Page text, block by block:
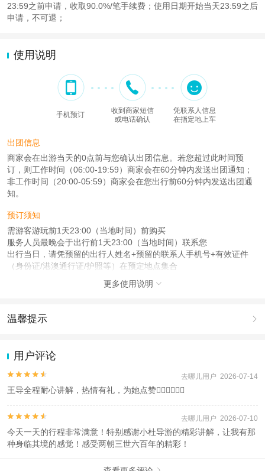
23:59之前申请，收取90.0%/笔手续费；使用日期开始当天23:59之后
申请，不可退；
使用说明
手机预订
收到商家短信
或电话确认
凭联系人信息
在指定地上车
出团信息
商家会在出游当天的0点前与您确认出团信息。若您超过此时间预
订，则工作时间（06:00-19:59）商家会在60分钟内发送出团通知；
非工作时间（20:00-05:59）商家会在您出行前60分钟内发送出团通
知。
预订须知
需游客游玩前1天23:00（当地时间）前购买
服务人员最晚会于出行前1天23:00（当地时间）联系您
出行当日，请凭预留的出行人姓名+预留的联系人手机号+有效证件
（身份证/港澳通行证/护照等）在预定地点集合
儿童：17周岁（含）以下；
老人：60周岁（含）以上；
本产品由青岛驿路同行国际旅行社有限公司代理招徕，委托社为乐圣天下国际旅
行社（北京）有限公司，具体的旅游服务和操作由委托社及其有资质的地接社提
更多使用说明 
温馨提示 
动（如跳伞、潜水、滑雪等）前，请务必仔细阅读
2.为普及旅游安全知识及旅游文明公约，使您的旅程顺利圆满完成，
特制定《去哪儿网旅游安全手册》 ，请您认真阅读并切实遵守。
用户评论

 去哪儿用户 2026-07-14
王导全程耐心讲解，热情有礼，为她点赞👍🏻👍🏻👍🏻

 去哪儿用户 2026-07-10
今天一天的行程非常满意！特别感谢小杜导游的精彩讲解，让我有那
种身临其境的感觉！感受两朝三世六百年的精彩！